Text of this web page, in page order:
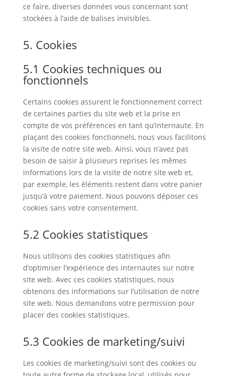
ce faire, diverses données vous concernant sont
stockées à l’aide de balises invisibles.
5. Cookies
5.1 Cookies techniques ou
fonctionnels
Certains cookies assurent le fonctionnement correct
de certaines parties du site web et la prise en
compte de vos préférences en tant qu’internaute. En
plaçant des cookies fonctionnels, nous vous facilitons
la visite de notre site web. Ainsi, vous n’avez pas
besoin de saisir à plusieurs reprises les mêmes
informations lors de la visite de notre site web et,
par exemple, les éléments restent dans votre panier
jusqu’à votre paiement. Nous pouvons déposer ces
cookies sans votre consentement.
5.2 Cookies statistiques
Nous utilisons des cookies statistiques afin
d’optimiser l’expérience des internautes sur notre
site web. Avec ces cookies statistiques, nous
obtenons des informations sur l’utilisation de notre
site web. Nous demandons votre permission pour
placer des cookies statistiques.
5.3 Cookies de marketing/suivi
Les cookies de marketing/suivi sont des cookies ou